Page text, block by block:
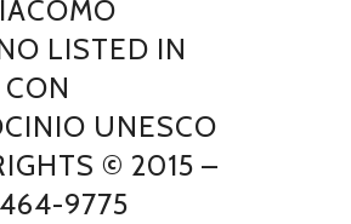
LISTED IN
UNESCO
© 2015 –
9775